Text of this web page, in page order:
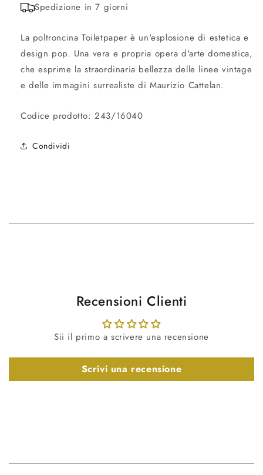
Spedizione in 7 giorni
La poltroncina Toiletpaper è un'esplosione di estetica e
design pop. Una vera e propria opera d'arte domestica,
che esprime la straordinaria bellezza delle linee vintage
e delle immagini surrealiste di Maurizio Cattelan.
Codice prodotto: 243/16040
Condividi
Recensioni Clienti
Sii il primo a scrivere una recensione
Scrivi una recensione